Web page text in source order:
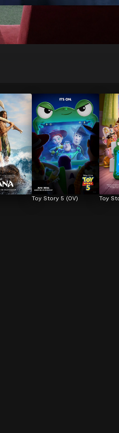
Toy Story 5 (OV) Toy